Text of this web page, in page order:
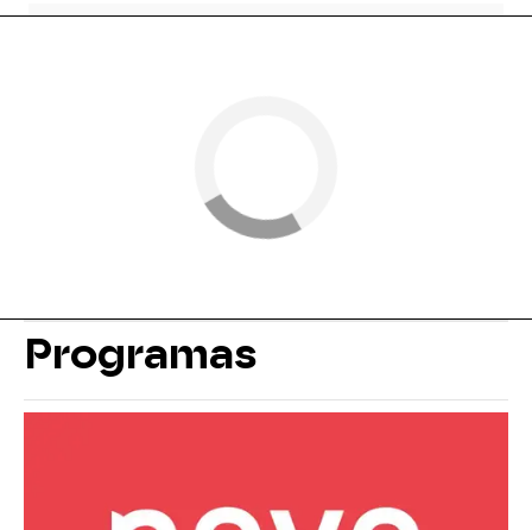
Programas